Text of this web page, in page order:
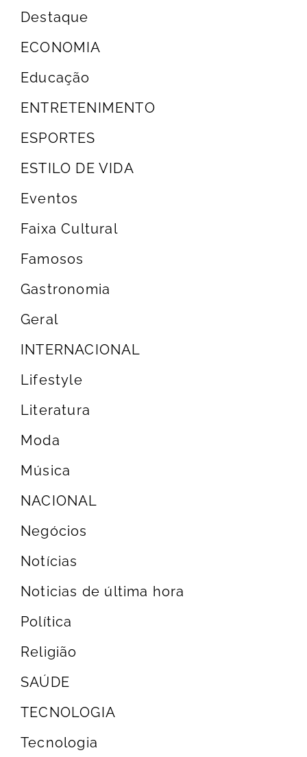
Destaque
ECONOMIA
Educação
ENTRETENIMENTO
ESPORTES
ESTILO DE VIDA
Eventos
Faixa Cultural
Famosos
Gastronomia
Geral
INTERNACIONAL
Lifestyle
Literatura
Moda
Música
NACIONAL
Negócios
Notícias
Noticias de última hora
Política
Religião
SAÚDE
TECNOLOGIA
Tecnologia